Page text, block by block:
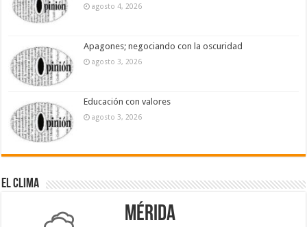
agosto 4, 2026
Apagones; negociando con la oscuridad
agosto 3, 2026
Educación con valores
agosto 3, 2026
El Clima
Mérida